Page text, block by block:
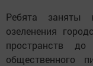
Ребята заняты
озеленения
пространств
общественного